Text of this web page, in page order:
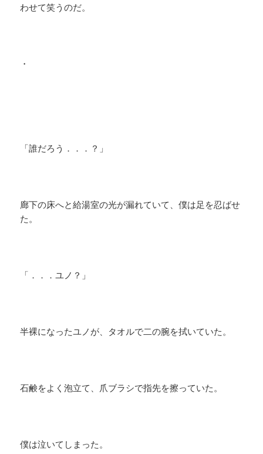
わせて笑うのだ。
・
「誰だろう．．．？」
廊下の床へと給湯室の光が漏れていて、僕は足を忍ばせ
た。
「．．．ユノ？」
半裸になったユノが、タオルで二の腕を拭いていた。
石鹸をよく泡立て、爪ブラシで指先を擦っていた。
僕は泣いてしまった。